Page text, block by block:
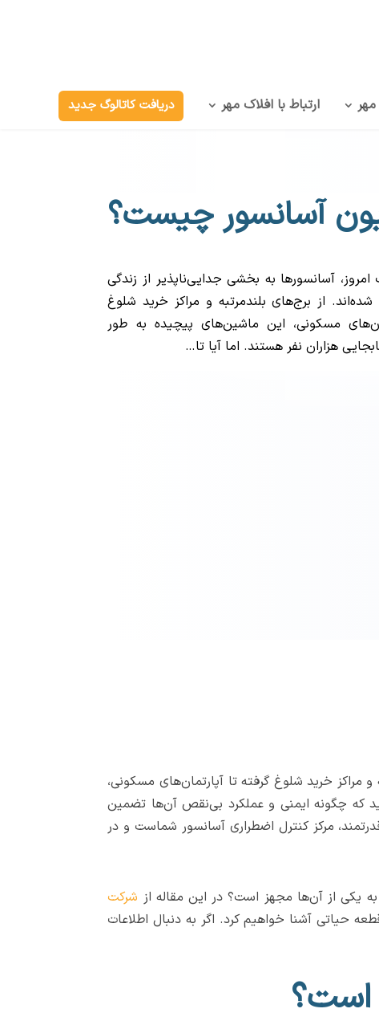
مهر ارتباط با افلاک مهر دریافت کاتالوگ جدید
آسانسور چیست؟
آسانسورها به بخشی جدایی‌ناپذیر از زندگی
شده‌اند. از برج‌های بلندمرتبه و مراکز خرید شلوغ
مسکونی، این ماشین‌های پیچیده به طور
هزاران نفر هستند. اما آیا تا…
مراکز خرید شلوغ گرفته تا آپارتمان‌های مسکونی،
که چگونه ایمنی و عملکرد بی‌نقص آن‌ها تضمین
مرکز کنترل اضطراری آسانسور شماست و در
یکی از آن‌ها مجهز است؟ در این مقاله از شرکت
حیاتی آشنا خواهیم کرد. اگر به دنبال اطلاعات
است؟